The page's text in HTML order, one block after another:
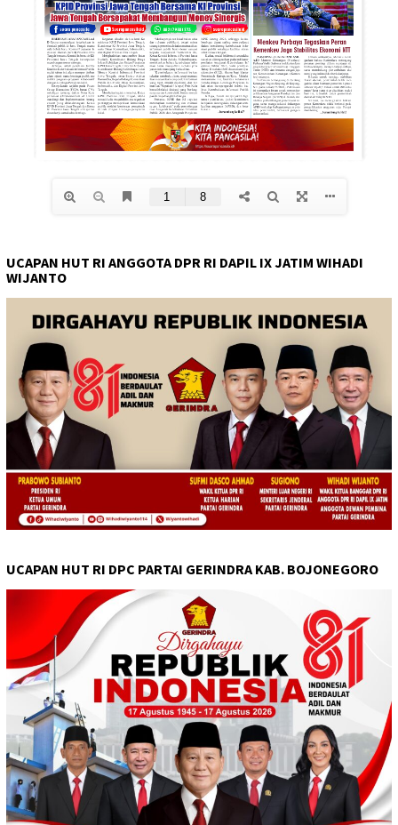
UCAPAN HUT RI ANGGOTA DPR RI DAPIL IX JATIM WIHADI
WIJANTO
UCAPAN HUT RI DPC PARTAI GERINDRA KAB. BOJONEGORO